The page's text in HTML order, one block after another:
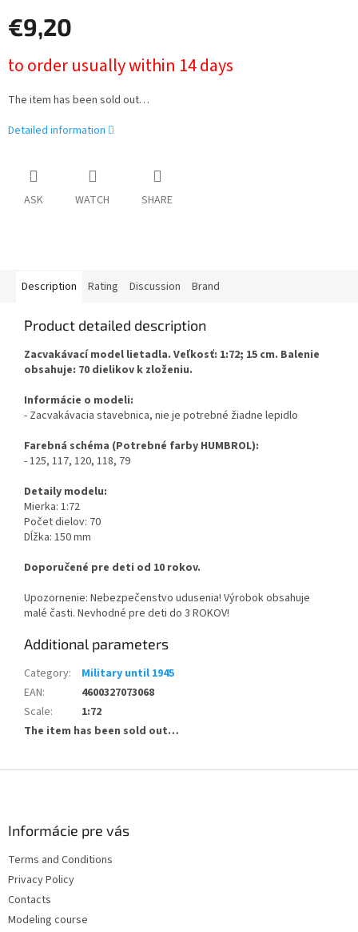
€9,20
price:
to order usually within 14 days
The item has been sold out…
Detailed information
ASK WATCH SHARE
Description Rating Discussion Brand
Product detailed description
Zacvakávací model lietadla. Veľkosť: 1:72; 15 cm. Balenie
obsahuje: 70 dielikov k zloženiu.
Informácie o modeli:
- Zacvakávacia stavebnica, nie je potrebné žiadne lepidlo
Farebná schéma (Potrebné farby HUMBROL):
- 125, 117, 120, 118, 79
Detaily modelu:
Mierka: 1:72
Počet dielov: 70
Dĺžka: 150 mm
Doporučené pre deti od 10 rokov.
Upozornenie: Nebezpečenstvo udusenia! Výrobok obsahuje
malé časti. Nevhodné pre deti do 3 ROKOV!
Additional parameters
Category:
Military until 1945
EAN:
4600327073068
Scale:
1:72
The item has been sold out…
Informácie pre vás
Terms and Conditions
Privacy Policy
Contacts
Modeling course